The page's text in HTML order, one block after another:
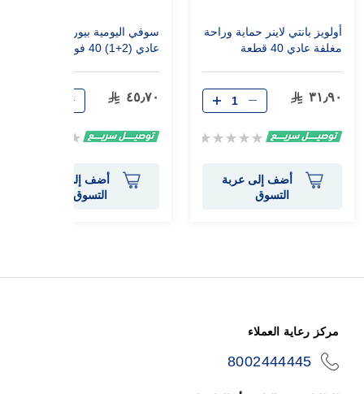
أولويز بانتي لاينر حماية وراحة
مغلفة عادي 40 قطعة
٣١٫٩٠
Rating:
أضف إلى عربة
التسوق
سوفي اليومية بيور منعشة
عادي (2+1) 40 فوطة
٤٥٫٧٠
Rating:
أضف إلى عربة
التسوق
مركز رعاية العملاء
8002444445